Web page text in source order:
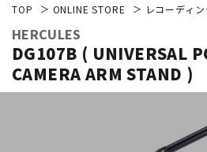
TOP ONLINE STORE レコーディ
HERCULES
DG107B ( UNIVERSAL
CAMERA ARM STAND )